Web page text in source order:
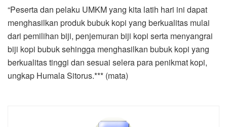
“Peserta dan pelaku UMKM yang kita latih hari ini dapat
menghasilkan produk bubuk kopi yang berkualitas mulai
dari pemilihan biji, penjemuran biji kopi serta menyangrai
biji kopi bubuk sehingga menghasilkan bubuk kopi yang
berkualitas tinggi dan sesuai selera para penikmat kopi,
ungkap Humala Sitorus.*** (mata)